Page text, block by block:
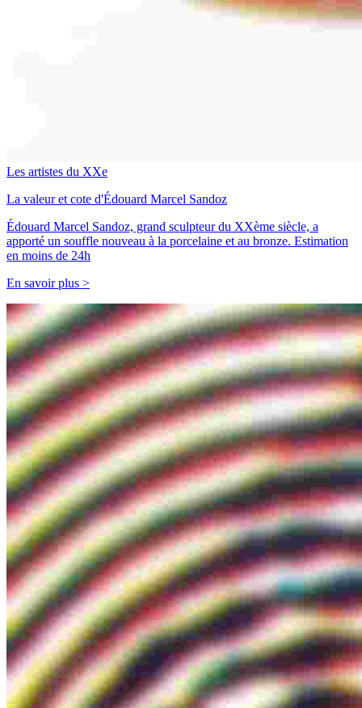
Les artistes du XXe
La valeur et cote d'Édouard Marcel Sandoz
Édouard Marcel Sandoz, grand sculpteur du XXème siècle, a
apporté un souffle nouveau à la porcelaine et au bronze. Estimation
en moins de 24h
En savoir plus >